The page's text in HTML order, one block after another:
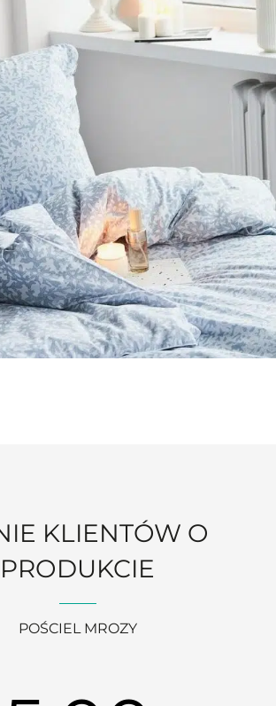
KLIENTÓW O
PRODUKCIE
POŚCIEL MROZY